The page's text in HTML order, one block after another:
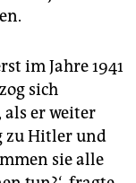
im Jahre 1941
sich
er weiter
zu Hitler und
sie alle